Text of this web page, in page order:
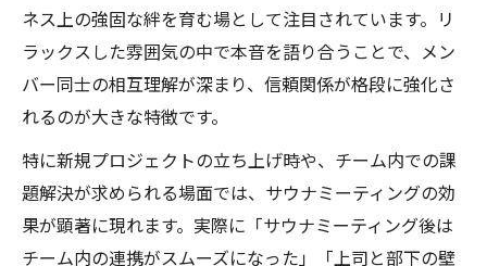
ネス上の強固な絆を育む場として注目されています。リ
ラックスした雰囲気の中で本音を語り合うことで、メン
バー同士の相互理解が深まり、信頼関係が格段に強化さ
れるのが大きな特徴です。
特に新規プロジェクトの立ち上げ時や、チーム内での課
題解決が求められる場面では、サウナミーティングの効
果が顕著に現れます。実際に「サウナミーティング後は
チーム内の連携がスムーズになった」「上司と部下の壁